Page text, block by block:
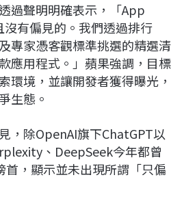
過聲明明確表示，「App
有偏見的。我們透過排行
專家憑客觀標準挑選的精選清
應用程式。」蘋果強調，目標
環境，並讓開發者獲得曝光，
生態。
，除OpenAI旗下ChatGPT以
、DeepSeek今年都曾
，顯示並未出現所謂「只偏